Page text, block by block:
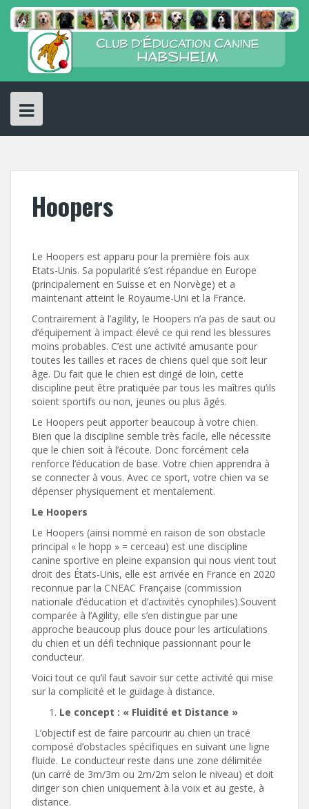
Skip
content
Hoopers
Le Hoopers est apparu pour la première fois aux
Etats-Unis. Sa popularité s’est répandue en Europe
(principalement en Suisse et en Norvège) et a
maintenant atteint le Royaume-Uni et la France.
Contrairement à l’agility, le Hoopers n’a pas de saut ou
d’équipement à impact élevé ce qui rend les blessures
moins probables. C’est une activité amusante pour
toutes les tailles et races de chiens quel que soit leur
âge. Du fait que le chien est dirigé de loin, cette
discipline peut être pratiquée par tous les maîtres qu’ils
soient sportifs ou non, jeunes ou plus âgés.
Le Hoopers peut apporter beaucoup à votre chien.
Bien que la discipline semble très facile, elle nécessite
que le chien soit à l’écoute. Donc forcément cela
renforce l’éducation de base. Votre chien apprendra à
se connecter à vous. Avec ce sport, votre chien va se
dépenser physiquement et mentalement.
Le Hoopers
Le Hoopers (ainsi nommé en raison de son obstacle
principal « le hopp » = cerceau) est une discipline
canine sportive en pleine expansion qui nous vient tout
droit des États-Unis, elle est arrivée en France en 2020
reconnue par la CNEAC Française (commission
nationale d’éducation et d’activités cynophiles).Souvent
comparée à l’Agility, elle s’en distingue par une
approche beaucoup plus douce pour les articulations
du chien et un défi technique passionnant pour le
conducteur.
Voici tout ce qu’il faut savoir sur cette activité qui mise
sur la complicité et le guidage à distance.
Le concept : « Fluidité et Distance »
L’objectif est de faire parcourir au chien un tracé
composé d’obstacles spécifiques en suivant une ligne
fluide. Le conducteur reste dans une zone délimitée
(un carré de 3m/3m ou 2m/2m selon le niveau) et doit
diriger son chien uniquement à la voix et au geste, à
distance.